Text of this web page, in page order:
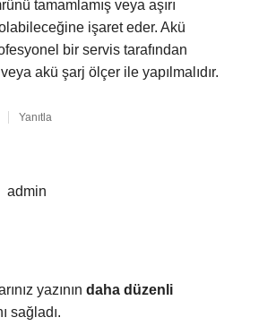
tamamlamış veya aşırı
olabileceğine işaret eder. Akü
bir servis tarafından
akü şarj ölçer ile yapılmalıdır.
Yanıtla
admin
yazının daha düzenli
sağladı.